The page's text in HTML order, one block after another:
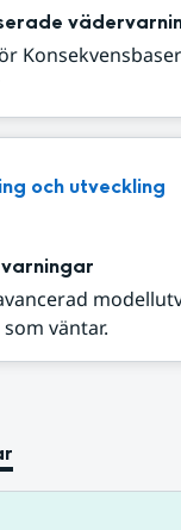
och utveckling
väntar.